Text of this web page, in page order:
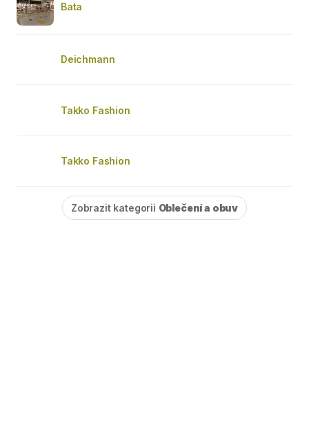
Bata
Deichmann
Takko Fashion
Takko Fashion
Zobrazit kategorii Oblečení a obuv